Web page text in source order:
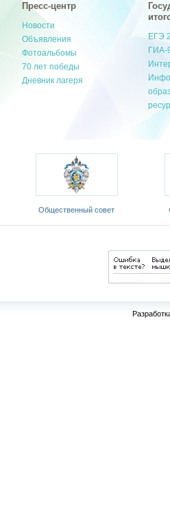
Пресс-центр
Новости
Объявления
Фотоальбомы
70 лет победы
Дневник лагеря
ЕГЭ
ГИА-
Общественный совет
Министерства образования и